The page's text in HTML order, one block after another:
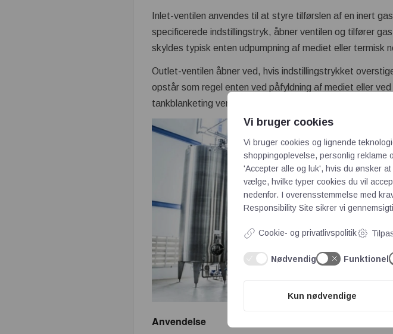
Inlet-ventilen anvendes til at styre tilførslen af en inert
specificerede indstillingstryk, åbner ventilen og tilfører
skyldes typisk enten udpumpning af mediet eller termisk
Outlet-ventilen åbner ved, hvis indstillingstrykket
opstår som regel enten ved påfyldning af mediet eller
tankblanketing ventiler ikke kan fungere som en
Anvendelse
Vi bruger cookies
Vi bruger cookies og lignende
shoppingoplevelse, personlig reklame
'Accepter alle og luk', hvis du ønsker
vælge, hvilke typer cookies du vil
nedenfor. I overensstemmelse med
Responsibility Site sikrer vi
Cookie- og privatlivspolitik
Nødvendig Funktionel
Kun nødvendige